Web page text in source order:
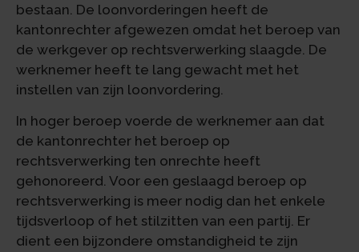
bestaan. De loonvorderingen heeft de
kantonrechter afgewezen omdat het beroep van
de werkgever op rechtsverwerking slaagde. De
werknemer heeft te lang gewacht met het
instellen van zijn loonvordering.
In hoger beroep voerde de werknemer aan dat
de kantonrechter het beroep op
rechtsverwerking ten onrechte heeft
gehonoreerd. Voor een geslaagd beroep op
rechtsverwerking is meer nodig dan het enkele
tijdsverloop of het stilzitten van een partij. Er
dient een bijzondere omstandigheid te zijn